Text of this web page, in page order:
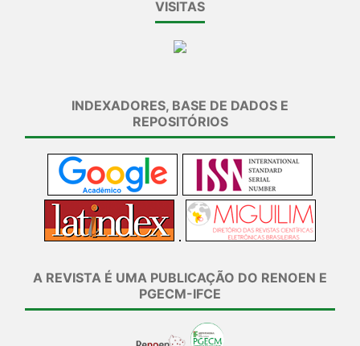
VISITAS
INDEXADORES, BASE DE DADOS E
REPOSITÓRIOS
A REVISTA É UMA PUBLICAÇÃO DO RENOEN E
PGECM-IFCE